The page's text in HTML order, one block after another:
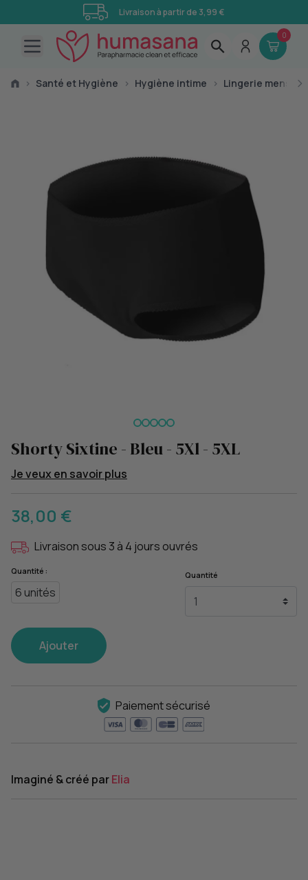
Livraison à partir de 3,99 €
Open main menu
0
› Santé et Hygiène › Hygiène intime › Lingerie
Shorty Sixtine - Bleu - 5Xl - 5XL
Je veux en savoir plus
38,00 €
Livraison sous 3 à 4 jours ouvrés
Quantité :
6 unités
Quantité
Ajouter
Paiement sécurisé
Imaginé & créé parElia